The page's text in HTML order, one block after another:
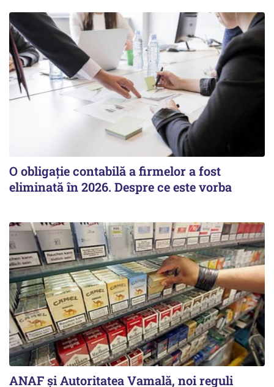
O obligație contabilă a firmelor a fost
eliminată în 2026. Despre ce este vorba
ANAF și Autoritatea Vamală, noi reguli